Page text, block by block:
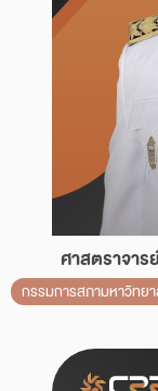
ศาสตราจา
กรรมการสภามหาวิท